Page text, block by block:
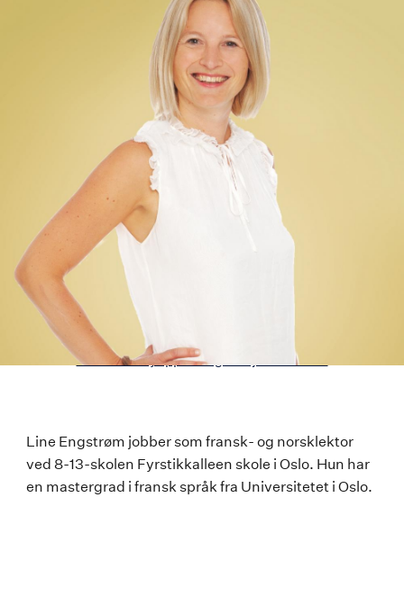
Last ned høyoppløselig versjon av bildet
Line
Engstrøm
Line Engstrøm jobber som fransk- og norsklektor
ved 8-13-skolen Fyrstikkalleen skole i Oslo. Hun har
en mastergrad i fransk språk fra Universitetet i Oslo.